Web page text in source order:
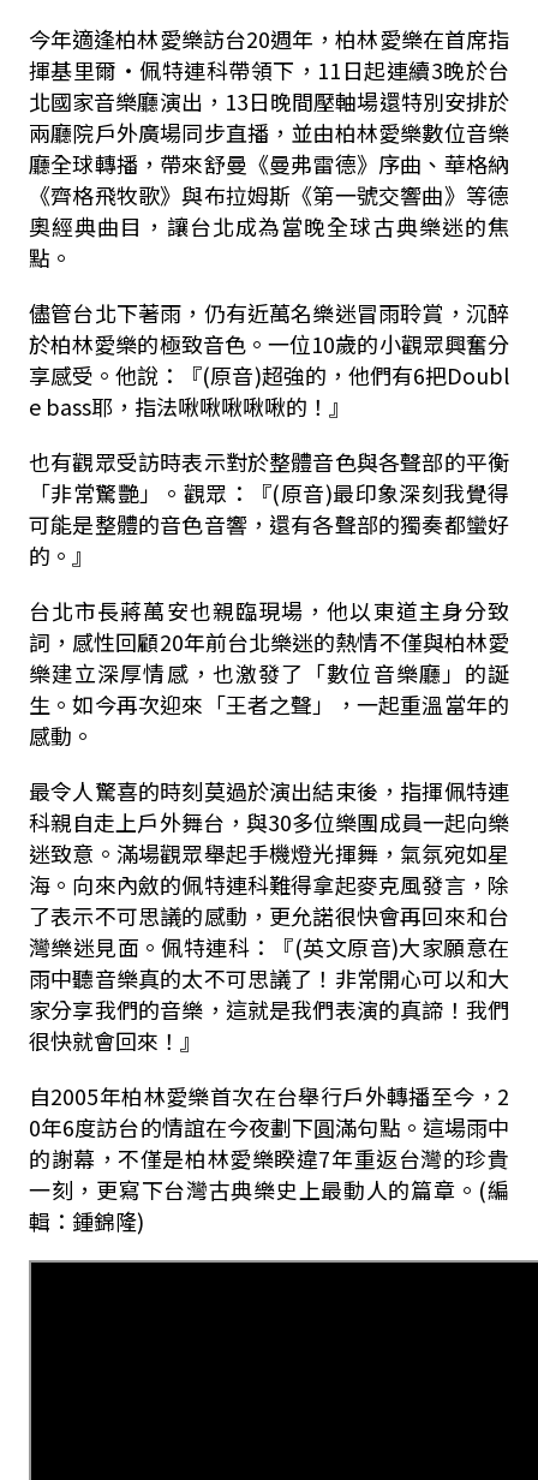
今年適逢柏林愛樂訪台20週年，柏林愛樂在首席指
揮基里爾・佩特連科帶領下，11日起連續3晚於台
北國家音樂廳演出，13日晚間壓軸場還特別安排於
兩廳院戶外廣場同步直播，並由柏林愛樂數位音樂
廳全球轉播，帶來舒曼《曼弗雷德》序曲、華格納
《齊格飛牧歌》與布拉姆斯《第一號交響曲》等德
奧經典曲目，讓台北成為當晚全球古典樂迷的焦
點。
儘管台北下著雨，仍有近萬名樂迷冒雨聆賞，沉醉
於柏林愛樂的極致音色。一位10歲的小觀眾興奮分
享感受。他說：『(原音)超強的，他們有6把Doubl
e bass耶，指法啾啾啾啾啾的！』
也有觀眾受訪時表示對於整體音色與各聲部的平衡
「非常驚艷」。觀眾：『(原音)最印象深刻我覺得
可能是整體的音色音響，還有各聲部的獨奏都蠻好
的。』
台北市長蔣萬安也親臨現場，他以東道主身分致
詞，感性回顧20年前台北樂迷的熱情不僅與柏林愛
樂建立深厚情感，也激發了「數位音樂廳」的誕
生。如今再次迎來「王者之聲」，一起重溫當年的
感動。
最令人驚喜的時刻莫過於演出結束後，指揮佩特連
科親自走上戶外舞台，與30多位樂團成員一起向樂
迷致意。滿場觀眾舉起手機燈光揮舞，氣氛宛如星
海。向來內斂的佩特連科難得拿起麥克風發言，除
了表示不可思議的感動，更允諾很快會再回來和台
灣樂迷見面。佩特連科：『(英文原音)大家願意在
雨中聽音樂真的太不可思議了！非常開心可以和大
家分享我們的音樂，這就是我們表演的真諦！我們
很快就會回來！』
自2005年柏林愛樂首次在台舉行戶外轉播至今，2
0年6度訪台的情誼在今夜劃下圓滿句點。這場雨中
的謝幕，不僅是柏林愛樂睽違7年重返台灣的珍貴
一刻，更寫下台灣古典樂史上最動人的篇章。(編
輯：鍾錦隆)